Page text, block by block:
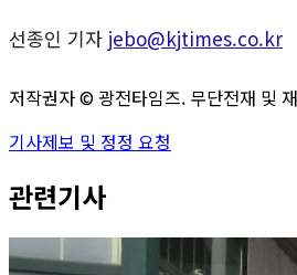
선종인 기자 jebo@kjtimes.co.kr
저작권자 ©광전타임즈. 무단전재 및
기사제보 및 정정 요청
관련기사